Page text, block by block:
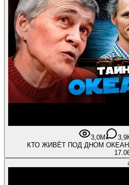
3,0M
КТО ЖИВЁТ ПОД ДНОМ